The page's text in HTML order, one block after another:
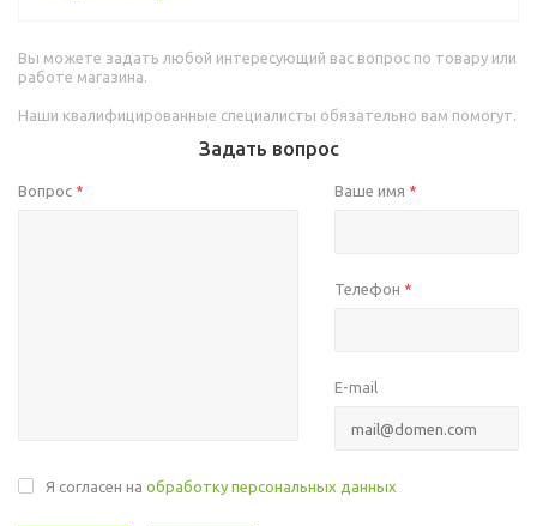
Вы можете задать любой интересующий вас вопрос по товару или
работе магазина.
Наши квалифицированные специалисты обязательно вам помогут.
Задать вопрос
Вопрос * Ваше имя *
Телефон *
E-mail
Я согласен на обработку персональных данных